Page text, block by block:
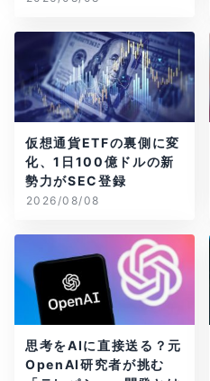
仮想通貨ETFの裏側に変
化、1日100億ドルの新
勢力がSEC登録
2026/08/08
思考をAIに直接送る？元
OpenAI研究者が挑む